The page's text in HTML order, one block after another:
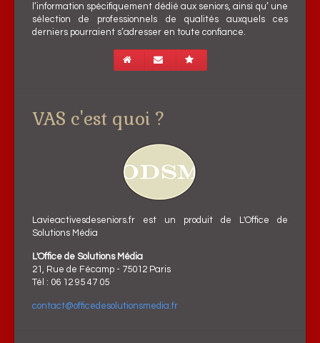
l’information spécifiquement dédié aux seniors, ainsi qu’ une
sélection de professionnels de qualités auxquels ces
derniers pourraient s’adresser en toute confiance.
VAS c'est quoi ?
Lavieactivesdeseniors.fr est un produit de L'Office de
Solutions Média
L'Office de Solutions Média
21, Rue de Fécamp - 75012 Paris
Tél : 06 12 95 47 05
contact@officedesolutionsmedia.fr